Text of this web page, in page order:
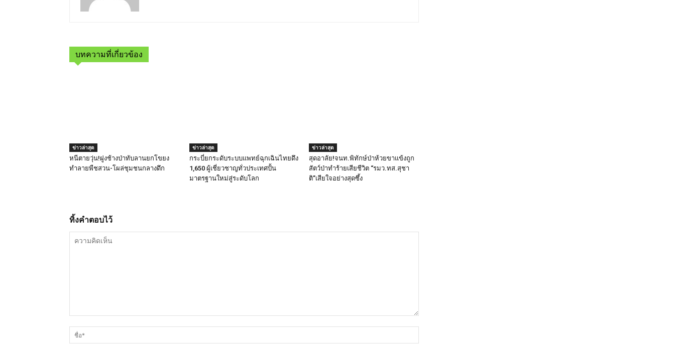
บทความที่เกี่ยวข้อง
ข่าวล่าสุด
หนีตายวุ่น!ฝูงช้างป่าทับลานยกโขยง
ทำลายพืชสวน-โผล่ชุมชนกลางดึก
ข่าวล่าสุด
กระบี่ยกระดับระบบแพทย์ฉุกเฉินไทยดึง
1,650 ผู้เชี่ยวชาญทั่วประเทศปั้น
มาตรฐานใหม่สู่ระดับโลก
ข่าวล่าสุด
สุดอาลัย!จนท.พิทักษ์ป่าห้วยขาแข้งถูก
สัตว์ป่าทำร้ายเสียชีวิต “รมว.ทส.สุชา
ติ”เสียใจอย่างสุดซึ้ง
ทิ้งคำตอบไว้
คิด
เห็น